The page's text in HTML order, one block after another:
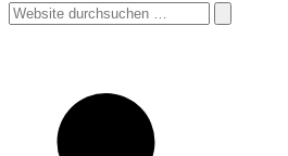
Website
durchsuchen